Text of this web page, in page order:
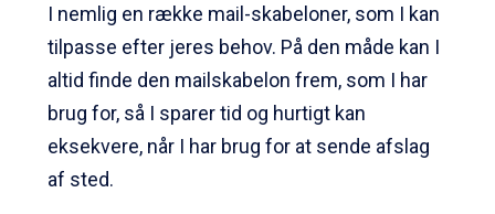
I nemlig en række mail-skabeloner, som I kan
tilpasse efter jeres behov. På den måde kan I
altid finde den mailskabelon frem, som I har
brug for, så I sparer tid og hurtigt kan
eksekvere, når I har brug for at sende afslag
af sted.